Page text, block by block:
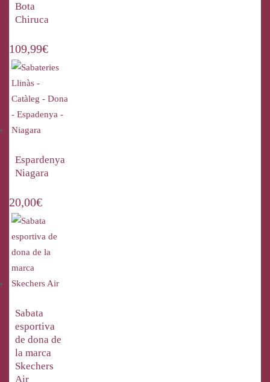
Bota
Chiruca
109,99€
Espardenya
Niagara
20,00€
Sabata
esportiva
de dona de
la marca
Skechers
Air